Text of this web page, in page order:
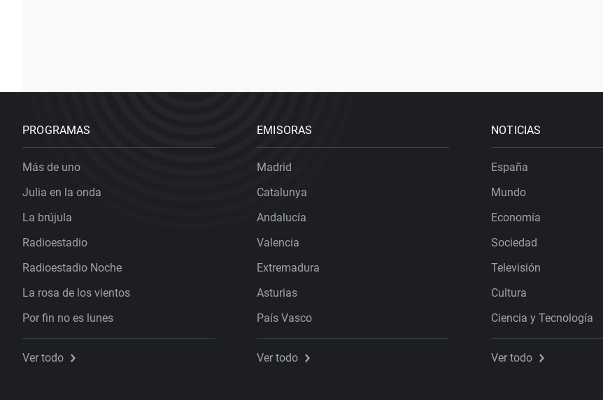
PROGRAMAS
Más de uno
Julia en la onda
La brújula
Radioestadio
Radioestadio Noche
La rosa de los vientos
Por fin no es lunes
Ver todo
EMISORAS
Madrid
Catalunya
Andalucía
Valencia
Extremadura
Asturias
País Vasco
Ver todo
NOTICIAS
España
Mundo
Economía
Sociedad
Televisión
Cultura
Ciencia y Tecnología
Ver todo